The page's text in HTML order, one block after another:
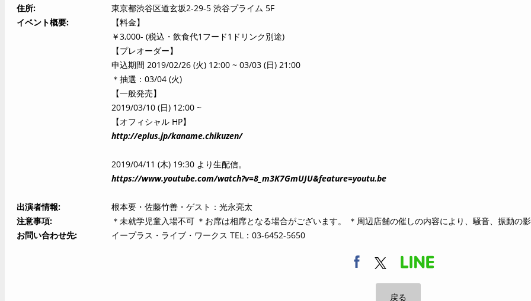
住所
東京都渋谷区道玄坂2-29-5 渋谷プライム 5F
イベント概要
【料金】
￥3,000- (税込・飲食代1フード1ドリンク別途)
【プレオーダー】
申込期間 2019/02/26 (火) 12:00 ~ 03/03 (日) 21:00
＊抽選：03/04 (火)
【一般発売】
2019/03/10 (日) 12:00 ~
【オフィシャル HP】
http://eplus.jp/kaname.chikuzen/
2019/04/11 (木) 19:30 より生配信。
https://www.youtube.com/watch?v=8_m3K7GmUJU&feature=youtu.be
出演者情報
根本要・佐藤竹善・ゲスト：光永亮太
注意事項
＊未就学児童入場不可 ＊お席は相席となる場合がございます。 ＊周辺店舗の催しの内容により、騒音、振動の影
お問い合わせ先
イープラス・ライブ・ワークス TEL：03-6452-5650
戻る